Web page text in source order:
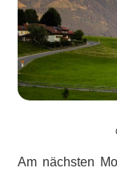
Am nächsten